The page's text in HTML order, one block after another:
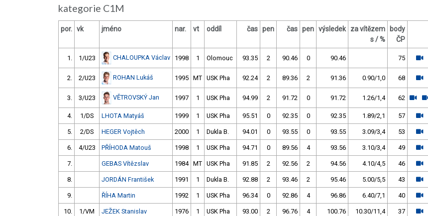
kategorie C1M
por. vk jméno nar. vt oddíl čas pen čas pen výsledek
za vítězem
s / %
body
ČP
1. 1/U23 CHALOUPKA Václav 1998 1 Olomouc 93.35 2 90.46 0 90.46 75
2. 2/U23 ROHAN Lukáš 1995 MT USK Pha 92.24 2 89.36 2 91.36 0.90/1,0 68
3. 3/U23 VĚTROVSKÝ Jan 1997 1 USK Pha 94.99 2 91.72 0 91.72 1.26/1,4 62
4. 1/DS LHOTA Matyáš 1999 1 USK Pha 95.51 0 92.35 0 92.35 1.89/2,1 57
5. 2/DS HEGER Vojtěch 2000 1 Dukla B. 94.01 0 93.55 0 93.55 3.09/3,4 53
6. 4/U23 PŘÍHODA Matouš 1998 1 USK Pha 94.71 0 89.56 4 93.56 3.10/3,4 49
7. GEBAS Vítězslav 1984 MT USK Pha 91.85 2 92.56 2 94.56 4.10/4,5 46
8. JORDÁN František 1991 1 Dukla B. 92.88 2 93.46 2 95.46 5.00/5,5 43
9. ŘÍHA Martin 1992 1 USK Pha 96.34 0 92.86 4 96.86 6.40/7,1 40
10. 1/VM JEŽEK Stanislav 1976 1 USK Pha 93.00 2 96.76 4 100.76 10.30/11,4 37